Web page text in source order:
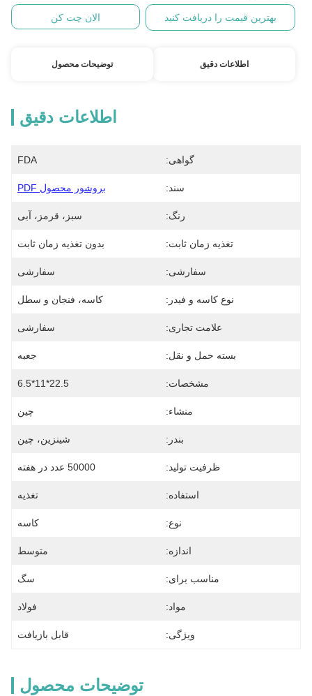
بهترین قیمت را دریافت کنید الان چت کن
اطلاعات دقیق توضیحات محصول
اطلاعات دقیق
گواهی: FDA
سند: بروشور محصول PDF
رنگ: سبز، قرمز، آبی
تغذیه زمان ثابت: بدون تغذیه زمان ثابت
سفارشی: سفارشی
نوع کاسه و فیدر: کاسه، فنجان و سطل
علامت تجاری: سفارشی
بسته حمل و نقل: جعبه
مشخصات: 22.5*11*6.5
منشاء: چین
بندر: شينزين، چين
ظرفیت تولید: 50000 عدد در هفته
استفاده: تغذیه
نوع: کاسه
اندازه: متوسط
مناسب برای: سگ
مواد: فولاد
ویژگی: قابل بازیافت
توضیحات محصول